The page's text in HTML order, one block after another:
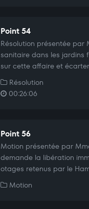
Point 54
Résolution présentée par
sanitaire dans les jardins
sur cette affaire et
Résolution
00:26:06
Point 56
Motion présentée par
demande la libération
otages retenus par le
Motion